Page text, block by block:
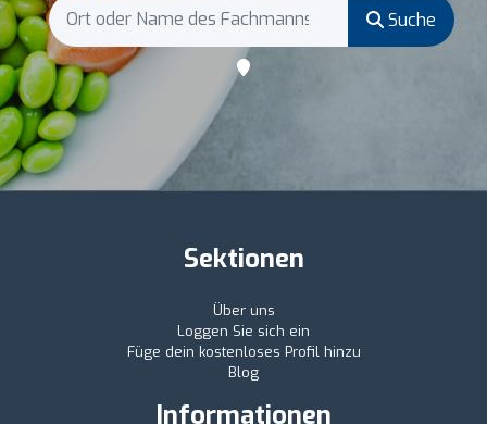
Suche
Sektionen
Über uns
Loggen Sie sich ein
Füge dein kostenloses Profil hinzu
Blog
Informationen